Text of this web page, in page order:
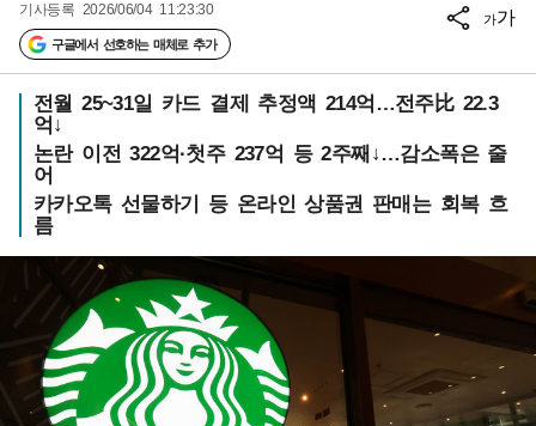
기사등록 2026/06/04 11:23:30
구글에서 선호하는 매체로 추가
가가
전월 25~31일 카드 결제 추정액 214억…전주比 22.3
억↓
논란 이전 322억·첫주 237억 등 2주째↓…감소폭은 줄
어
카카오톡 선물하기 등 온라인 상품권 판매는 회복 흐
름